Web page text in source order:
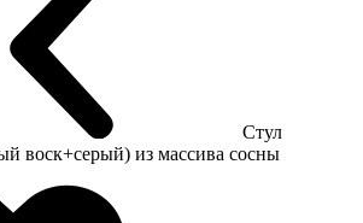
Стул
воск+серый) из массива сосны